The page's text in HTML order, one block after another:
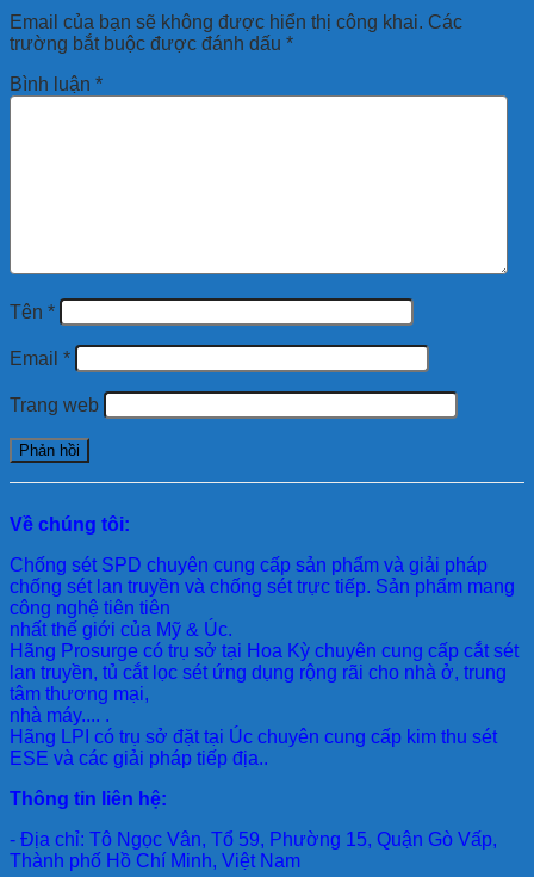
Email của bạn sẽ không được hiển thị công khai. Các
trường bắt buộc được đánh dấu *
Bình luận *
Tên *
Email *
Trang web
Về chúng tôi:
Chống sét SPD chuyên cung cấp sản phẩm và giải pháp
chống sét lan truyền và chống sét trực tiếp. Sản phẩm mang
công nghệ tiên tiên
nhất thế giới của Mỹ & Úc.
Hãng Prosurge có trụ sở tại Hoa Kỳ chuyên cung cấp cắt sét
lan truyền, tủ cắt lọc sét ứng dụng rộng rãi cho nhà ở, trung
tâm thương mại,
nhà máy.... .
Hãng LPI có trụ sở đặt tại Úc chuyên cung cấp kim thu sét
ESE và các giải pháp tiếp địa..
Thông tin liên hệ:
- Địa chỉ: Tô Ngọc Vân, Tổ 59, Phường 15, Quận Gò Vấp,
Thành phố Hồ Chí Minh, Việt Nam